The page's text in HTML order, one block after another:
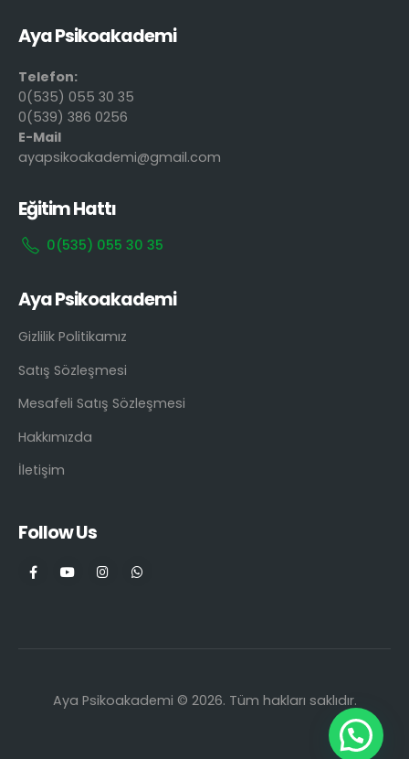
Aya Psikoakademi
Telefon:
0(535) 055 30 35
0(539) 386 0256
E-Mail
ayapsikoakademi@gmail.com
Eğitim Hattı
0(535) 055 30 35
Aya Psikoakademi
Gizlilik Politikamız
Satış Sözleşmesi
Mesafeli Satış Sözleşmesi
Hakkımızda
İletişim
Follow Us
Aya Psikoakademi © 2026. Tüm hakları saklıdır.